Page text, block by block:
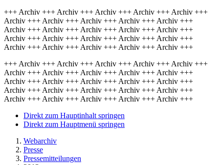
+++ Archiv +++ Archiv +++ Archiv +++ Archiv +++ Archiv +++
Archiv +++ Archiv +++ Archiv +++ Archiv +++ Archiv +++
Archiv +++ Archiv +++ Archiv +++ Archiv +++ Archiv +++
Archiv +++ Archiv +++ Archiv +++ Archiv +++ Archiv +++
Archiv +++ Archiv +++ Archiv +++ Archiv +++ Archiv +++
+++ Archiv +++ Archiv +++ Archiv +++ Archiv +++ Archiv +++
Archiv +++ Archiv +++ Archiv +++ Archiv +++ Archiv +++
Archiv +++ Archiv +++ Archiv +++ Archiv +++ Archiv +++
Archiv +++ Archiv +++ Archiv +++ Archiv +++ Archiv +++
Archiv +++ Archiv +++ Archiv +++ Archiv +++ Archiv +++
Direkt zum Hauptinhalt springen
Direkt zum Hauptmenü springen
Webarchiv
Presse
Pressemitteilungen